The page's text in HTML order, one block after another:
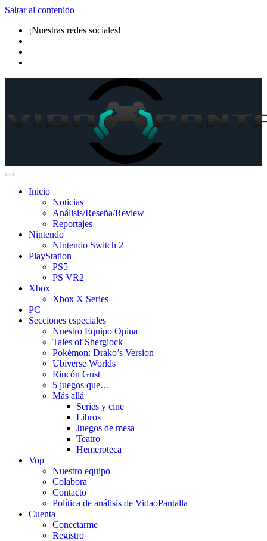
Saltar al contenido
¡Nuestras redes sociales!
Inicio
Noticias
Análisis/Reseña/Review
Reportajes
Nintendo
Nintendo Switch 2
PlayStation
PS5
PS VR2
Xbox
Xbox X Series
PC
Secciones especiales
Nuestro Equipo Opina
Tales of Shergiock
Pokémon: Drako’s Version
Ubiverse Worlds
Rincón Gust
5 juegos que…
Más allá
Series y cine
Libros
Juegos de mesa
Teatro
Hemeroteca
Vop
Nuestro equipo
Colabora
Contacto
Política de análisis de VidaoPantalla
Cuenta
Conectarme
Registro